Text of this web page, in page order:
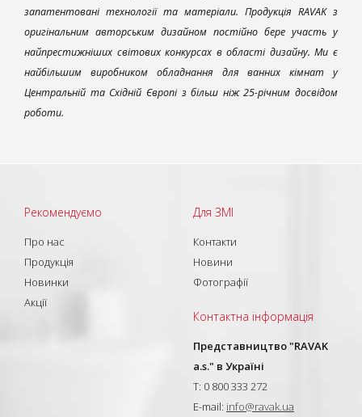
запатентовані технології та матеріали. Продукція RAVAK з
оригінальним авторським дизайном постійно бере участь у
найпрестижніших світових конкурсах в області дизайну. Ми є
найбільшим виробником обладнання для ванних кімнат у
Центральній та Східній Європі з більш ніж 25-річним досвідом
роботи.
Рекомендуємо
Про нас
Продукція
Новинки
Акції
Для ЗМІ
Контакти
Новини
Фотографії
Контактна інформація
Представництво "RAVAK
a.s." в Україні
T: 0 800 333 272
E-mail: info@ravak.ua